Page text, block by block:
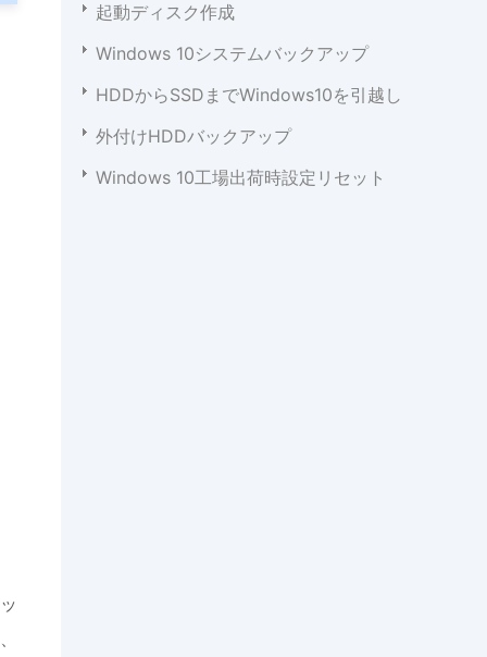
起動ディスク作成
Windows 10システムバックアップ
HDDからSSDまでWindows10を引越し
外付けHDDバックアップ
Windows 10工場出荷時設定リセット